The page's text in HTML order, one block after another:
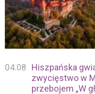
04.08
Hiszpańska
zwycięstwo w
przebojem „W